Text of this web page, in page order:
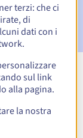
notificare la
terzi: che ci
di
dati con i
sul link
alla pagina.
la nostra